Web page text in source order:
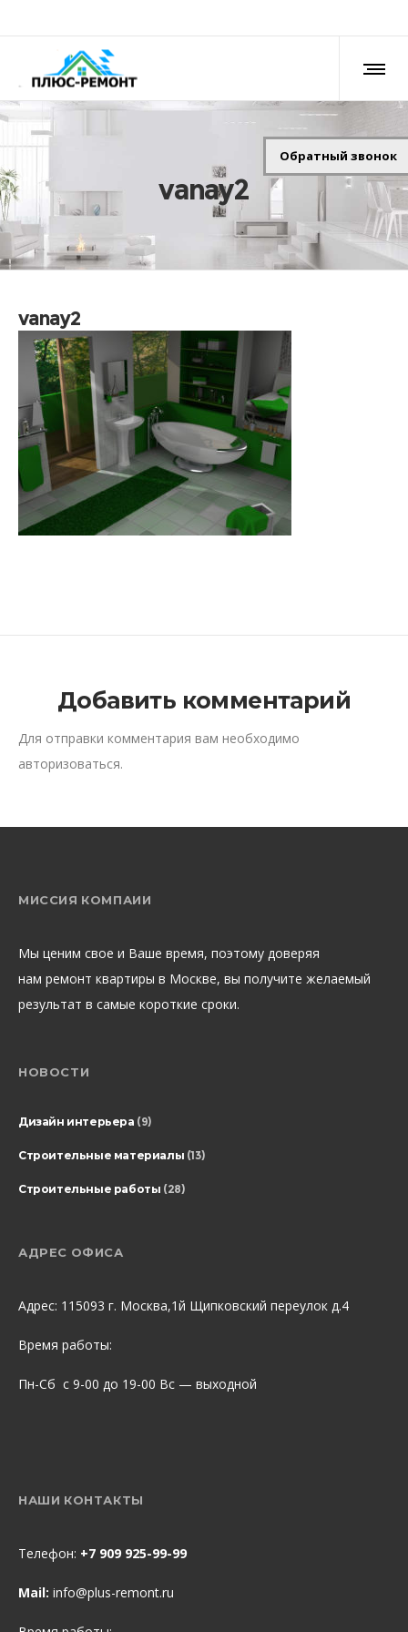
vanay2
vanay2
Добавить комментарий
Для отправки комментария вам необходимо
авторизоваться.
МИССИЯ КОМПАИИ
Мы ценим свое и Ваше время, поэтому доверяя
нам ремонт квартиры в Москве, вы получите желаемый
результат в самые короткие сроки.
НОВОСТИ
Дизайн интерьера (9)
Строительные материалы (13)
Строительные работы (28)
АДРЕС ОФИСА
Адрес: 115093 г. Москва,1й Щипковский переулок д.4
Время работы:
Пн-Сб с 9-00 до 19-00 Вс — выходной
НАШИ КОНТАКТЫ
Телефон: +7 909 925-99-99
Mail: info@plus-remont.ru
Обратный звонок